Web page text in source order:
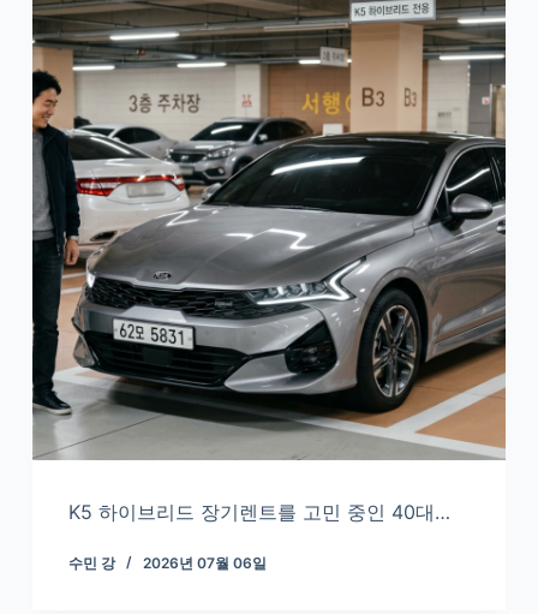
K5 하이브리드 장기렌트를 고민 중인 40대…
수민 강 2026년 07월 06일